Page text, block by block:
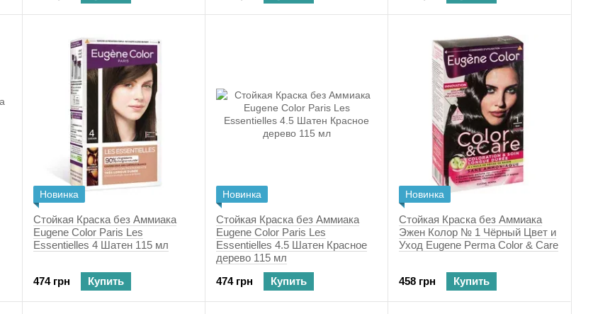
Новинка
Стойкая Краска без Аммиака
Eugene Color Paris Les
Essentielles 4 Шатен 115 мл
474 грн Купить
Новинка
Стойкая Краска без Аммиака
Eugene Color Paris Les
Essentielles 4.5 Шатен Красное
дерево 115 мл
474 грн
Купить
Новинка
Стойкая Краска без Аммиака
Эжен Колор № 1 Чёрный Цвет и
Уход Eugene Perma Color & Care
458 грн Купить